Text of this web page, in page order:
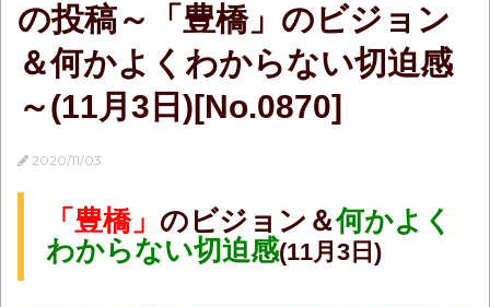
の投稿～「豊橋」のビジョン
＆何かよくわからない切迫感
～(11月3日)[No.0870]
2020/11/03
「豊橋」 のビジョン＆何かよく
わからない切迫感(11月3日)